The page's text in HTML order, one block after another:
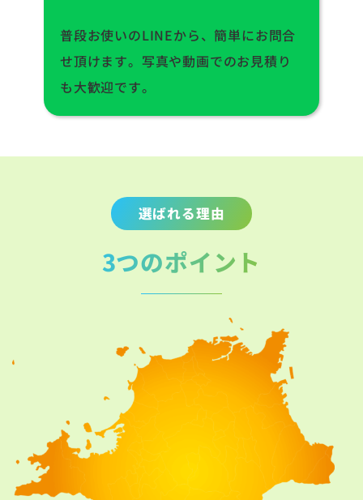
普段お使いのLINEから、簡単にお問合
せ頂けます。写真や動画でのお見積り
も大歓迎です。
選ばれる理由
3つのポイント